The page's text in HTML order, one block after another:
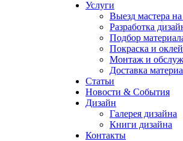
Услуги
Выезд мастера
Разработка
Подбор
Покраска и
Монтаж и
Доставка
Статьи
Новости & События
Дизайн
Галерея дизайна
Книги дизайна
Контакты